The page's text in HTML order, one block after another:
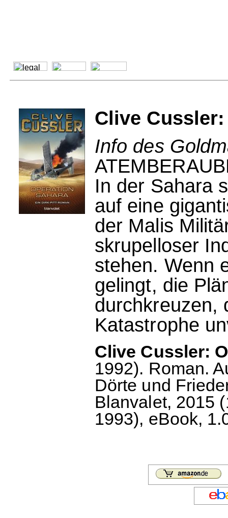
Clive
Info des
In der Sahara
auf eine
der Malis
skrupelloser
stehen. Wenn
gelingt, die
durchkreuzen,
Katastrophe
Clive Cussler:
1992). Roman.
Dörte und
Blanvalet, 2015
1993), eBook,